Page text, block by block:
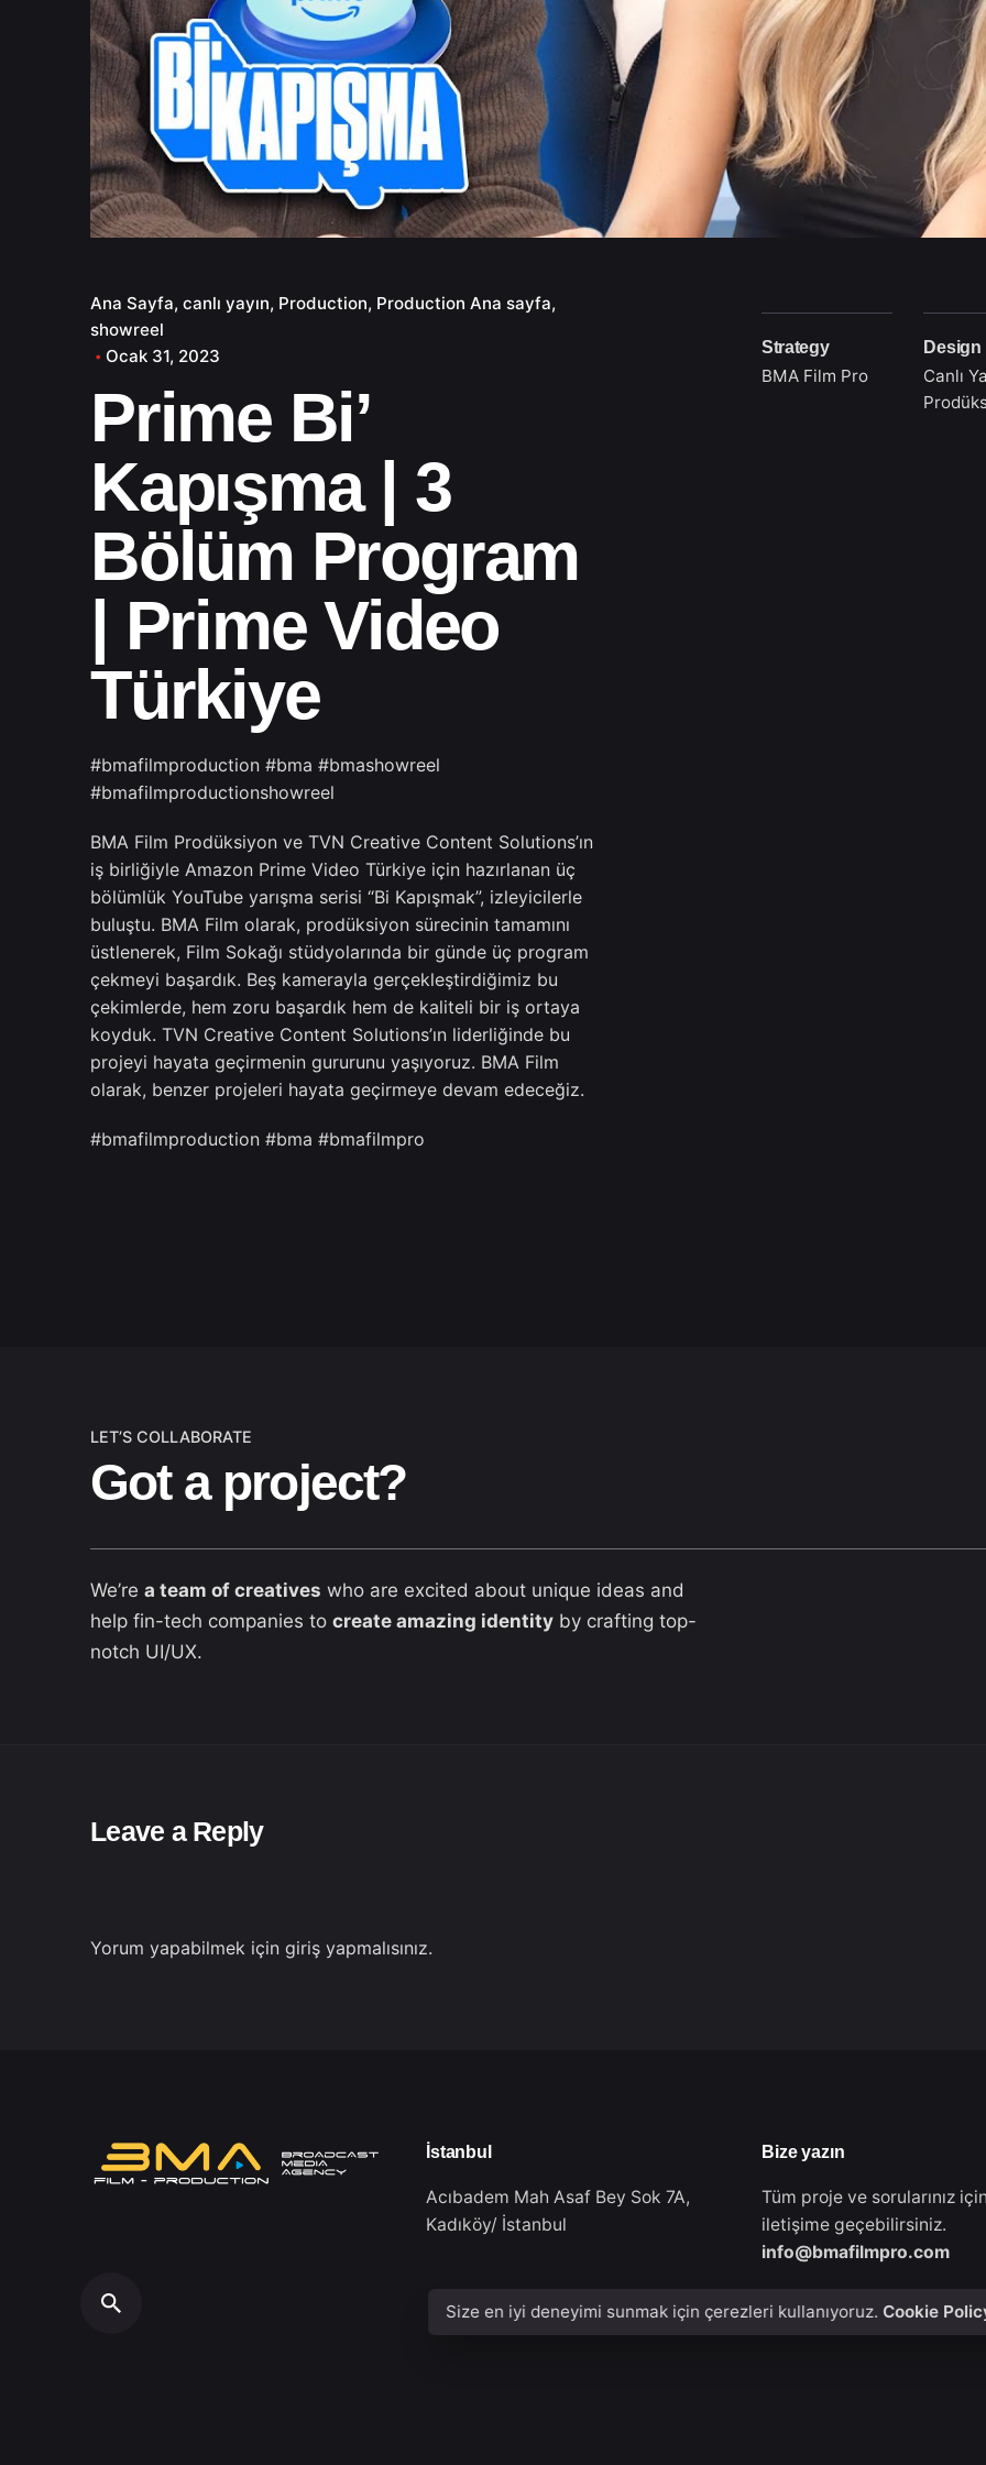
Ana Sayfa canlı yayın Production Production Ana sayfa
showreel
Ocak 31, 2023
Prime Bi’
Kapışma | 3
Bölüm Program
| Prime Video
Türkiye
#bmafilmproduction #bma #bmashowreel
#bmafilmproductionshowreel
BMA Film Prodüksiyon ve TVN Creative Content Solutions’ın
iş birliğiyle Amazon Prime Video Türkiye için hazırlanan üç
bölümlük YouTube yarışma serisi “Bi Kapışmak”, izleyicilerle
buluştu. BMA Film olarak, prodüksiyon sürecinin tamamını
üstlenerek, Film Sokağı stüdyolarında bir günde üç program
çekmeyi başardık. Beş kamerayla gerçekleştirdiğimiz bu
çekimlerde, hem zoru başardık hem de kaliteli bir iş ortaya
koyduk. TVN Creative Content Solutions’ın liderliğinde bu
projeyi hayata geçirmenin gururunu yaşıyoruz. BMA Film
olarak, benzer projeleri hayata geçirmeye devam edeceğiz.
#bmafilmproduction #bma #bmafilmpro
Strategy
BMA Film Pro
Design
Canlı
LET’S COLLABORATE
Got a project?
We’re a team of creatives who are excited about unique ideas and
help fin-tech companies to create amazing identity by crafting top-
notch UI/UX.
Leave a Reply
Yorum yapabilmek için giriş yapmalısınız.
İstanbul
Acıbadem Mah Asaf Bey Sok 7A,
Kadıköy/ İstanbul
Bize yazın
Tüm proje ve sorularınız
iletişime geçebilirsiniz.
info@bmafilmpro.com
Size en iyi deneyimi sunmak için çerezleri kullanıyoruz.Cookie